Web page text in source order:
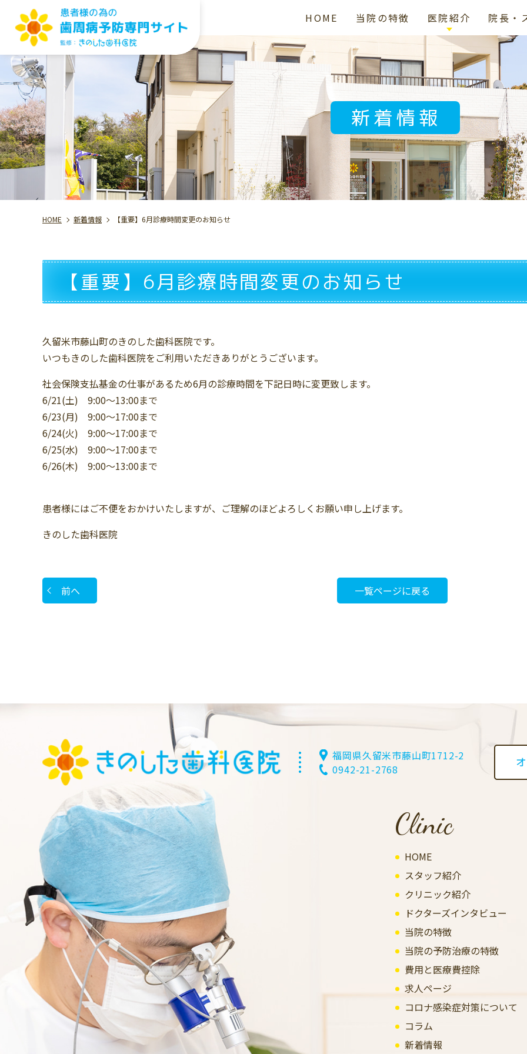
HOME 当院の特徴 医院紹介
クリニック紹介
当院の予防治療の特徴
求人ページ
コロナ感染症対策について
院長・
ドクタ
新着情報
HOME 新着情報 【重要】6月診療時間変更のお知らせ
【重要】6月診療時間変更のお知らせ
久留米市藤山町のきのした歯科医院です。
いつもきのした歯科医院をご利用いただきありがとうございます。
社会保険支払基金の仕事があるため6月の診療時間を下記日時に変更致します。
6/21(土) 9:00〜13:00まで
6/23(月) 9:00〜17:00まで
6/24(火) 9:00〜17:00まで
6/25(水) 9:00〜17:00まで
6/26(木) 9:00〜13:00まで
患者様にはご不便をおかけいたしますが、ご理解のほどよろしくお願い申し上げます。
きのした歯科医院
前へ 一覧ページに戻る
福岡県久留米市藤山町1712-2
0942-21-2768
Clinic
HOME
スタッフ紹介
クリニック紹介
ドクターズインタビュー
当院の特徴
当院の予防治療の特徴
費用と医療費控除
求人ページ
コロナ感染症対策について
コラム
新着情報